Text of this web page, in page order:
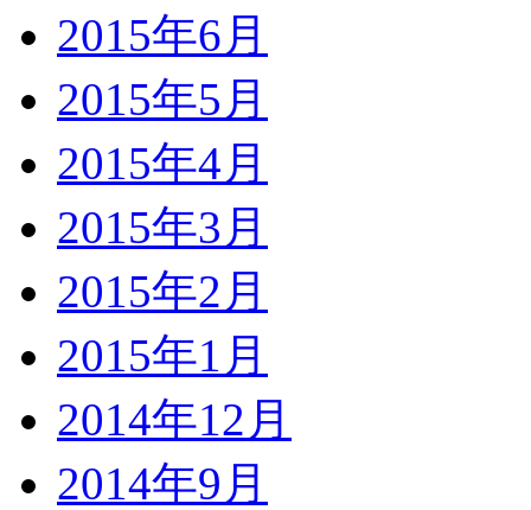
2015年6月
2015年5月
2015年4月
2015年3月
2015年2月
2015年1月
2014年12月
2014年9月